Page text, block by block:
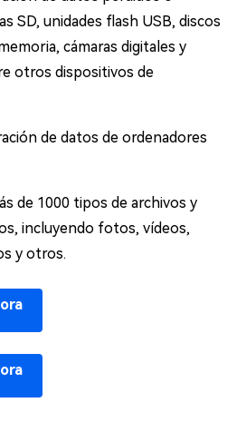
SD, unidades flash USB, discos
cámaras digitales y
otros dispositivos de
de datos de ordenadores
de 1000 tipos de archivos y
incluyendo fotos, vídeos,
y otros.